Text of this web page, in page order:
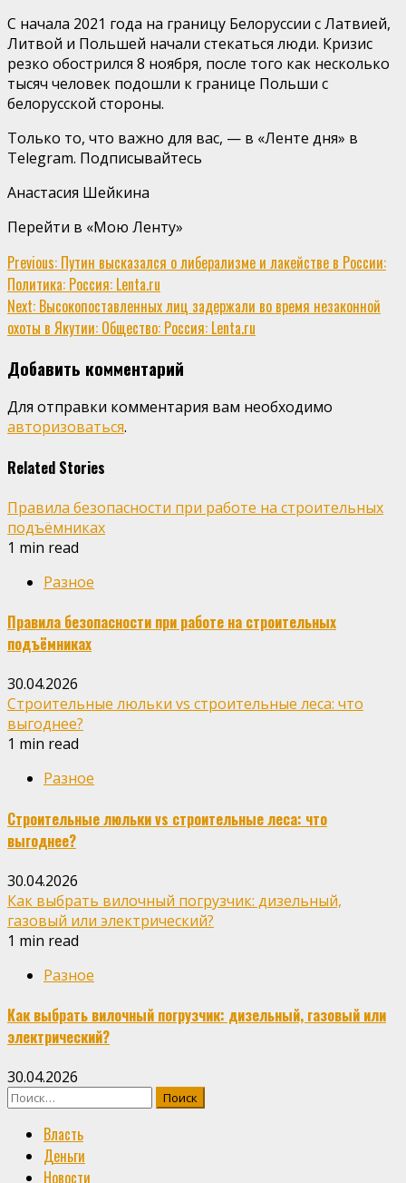
С начала 2021 года на границу Белоруссии с Латвией,
Литвой и Польшей начали стекаться люди. Кризис
резко обострился 8 ноября, после того как несколько
тысяч человек подошли к границе Польши с
белорусской стороны.
Только то, что важно для вас, — в «Ленте дня» в
Telegram. Подписывайтесь
Анастасия Шейкина
Перейти в «Мою Ленту»
Continue
Reading
Previous: Путин высказался о либерализме и лакействе в России:
Политика: Россия: Lenta.ru
Next: Высокопоставленных лиц задержали во время незаконной
охоты в Якутии: Общество: Россия: Lenta.ru
Добавить комментарий
Для отправки комментария вам необходимо
авторизоваться.
Related Stories
Правила безопасности при работе на строительных
подъёмниках
1 min read
Разное
Правила безопасности при работе на строительных
подъёмниках
30.04.2026
Строительные люльки vs строительные леса: что
выгоднее?
1 min read
Разное
Строительные люльки vs строительные леса: что
выгоднее?
30.04.2026
Как выбрать вилочный погрузчик: дизельный,
газовый или электрический?
1 min read
Разное
Как выбрать вилочный погрузчик: дизельный, газовый или
электрический?
30.04.2026
Найти:
Власть
Деньги
Новости